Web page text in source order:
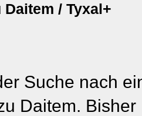
/ Tyxal+
Suche nach
Daitem.